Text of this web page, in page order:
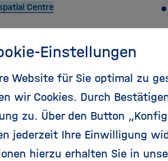
Centre
Jülich
Einstellungen
Website für Sie optimal zu
wir Cookies. Durch
zu. Über den Button
jederzeit Ihre Einwilligung
hierzu erhalten Sie in